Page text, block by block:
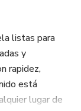
listas para
y
rapidez,
está
lugar de